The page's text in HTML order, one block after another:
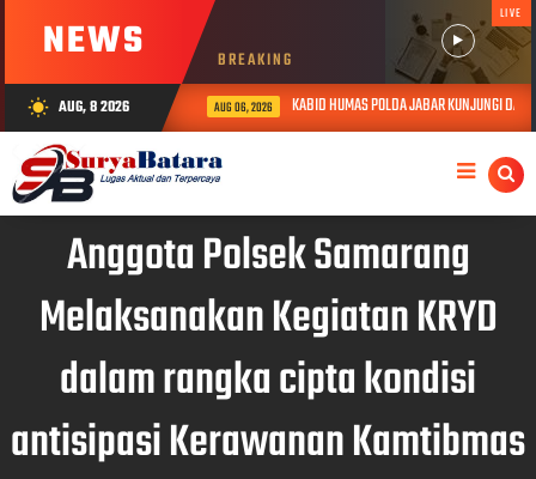
NEWS BREAKING
LIVE
wb_sunny AUG, 8 2026 AUG 06, 2026 KABID HUMAS POLDA JABAR KUNJUNGI DAN
Anggota Polsek Samarang
Melaksanakan Kegiatan KRYD
dalam rangka cipta kondisi
antisipasi Kerawanan Kamtibmas